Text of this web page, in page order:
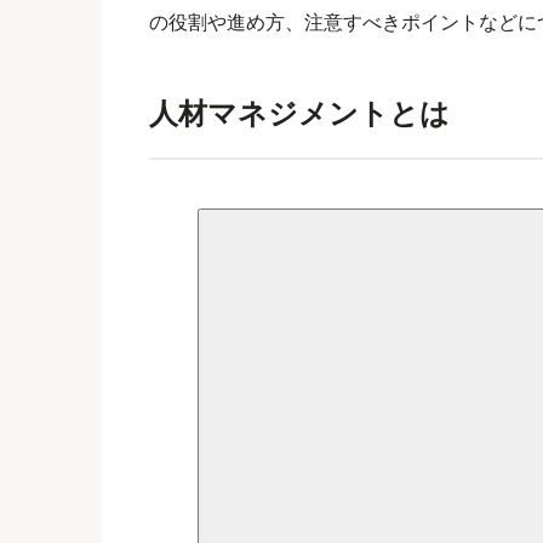
の役割や進め方、注意すべきポイントなど
人材マネジメントとは